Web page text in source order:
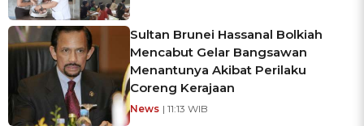
Sultan Brunei Hassanal Bolkiah
Mencabut Gelar Bangsawan
Menantunya Akibat Perilaku
Coreng Kerajaan
News | 11:13 WIB